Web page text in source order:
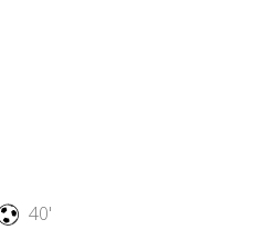
40'